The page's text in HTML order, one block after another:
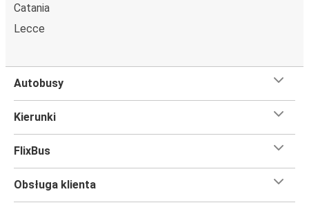
Catania
Lecce
Autobusy
Kierunki
FlixBus
Obsługa klienta